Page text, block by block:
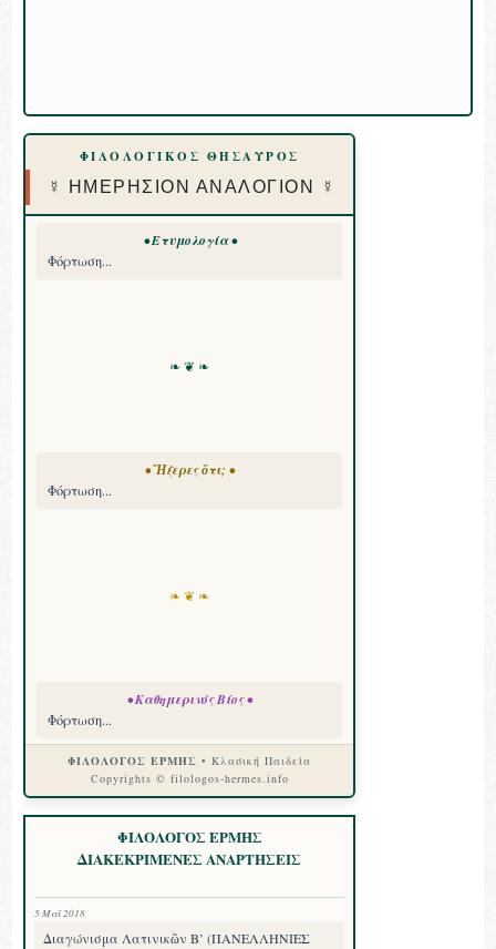
ΦΙΛΟΛΟΓΙΚΟΣ ΘΗΣΑΥΡΟΣ
☿ ΗΜΕΡΗΣΙΟΝ ΑΝΑΛΟΓΙΟΝ ☿
• Ετυμολογία •
Φόρτωση...
❧ ❦ ❧
• Ἤξερες ὅτι; •
Φόρτωση...
❧ ❦ ❧
• Καθημερινός Βίος •
Φόρτωση...
ΦΙΛΟΛΟΓΟΣ ΕΡΜΗΣ • Κλασική Παιδεία
Copyrights © filologos-hermes.info
ΦΙΛΟΛΟΓΟΣ ΕΡΜΗΣ
ΔΙΑΚΕΚΡΙΜΕΝΕΣ ΑΝΑΡΤΗΣΕΙΣ
5 Μαΐ 2018
Διαγώνισμα Λατινικῶν Β’ (ΠΑΝΕΛΛΗΝΙΕΣ